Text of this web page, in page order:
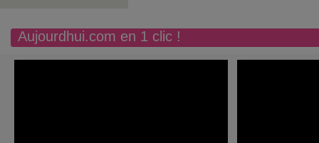
Aujourdhui.com en 1 clic !